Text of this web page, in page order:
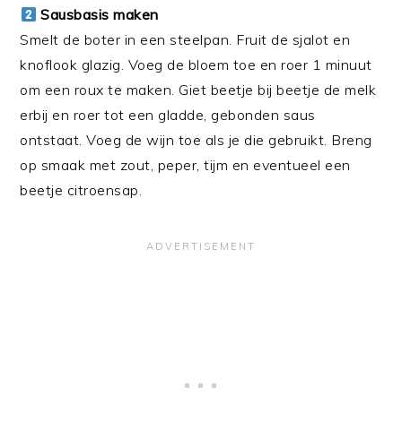
Sausbasis maken
Smelt de boter in een steelpan. Fruit de sjalot en
knoflook glazig. Voeg de bloem toe en roer 1 minuut
om een roux te maken. Giet beetje bij beetje de melk
erbij en roer tot een gladde, gebonden saus
ontstaat. Voeg de wijn toe als je die gebruikt. Breng
op smaak met zout, peper, tijm en eventueel een
beetje citroensap.